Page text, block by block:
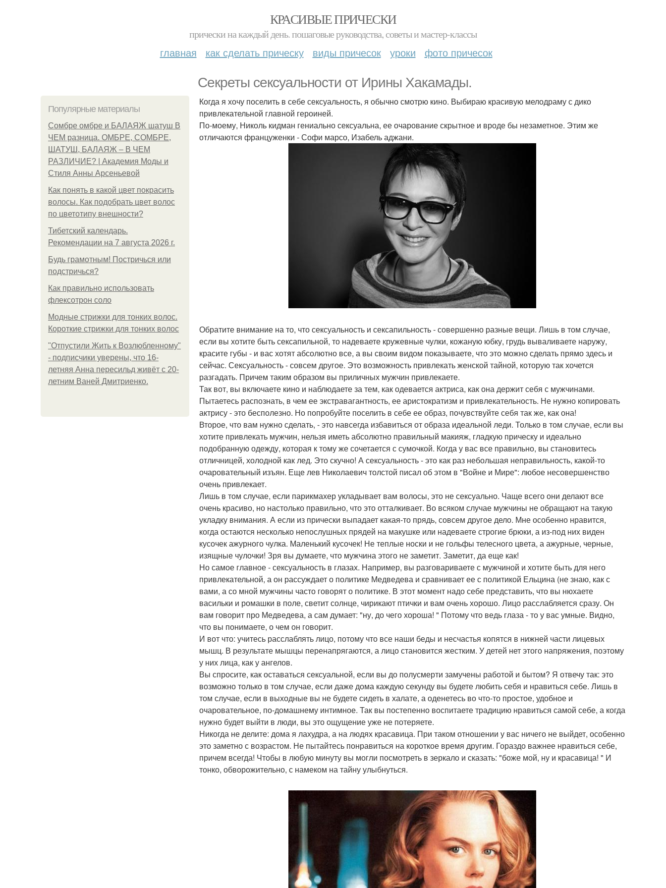
КРАСИВЫЕ ПРИЧЕСКИ
прически на каждый день. пошаговые руководства, советы и мастер-классы
главная как сделать прическу виды причесок уроки фото причесок
Секреты сексуальности от Ирины Хакамады.
Популярные материалы
Сомбре омбре и БАЛАЯЖ шатуш В
ЧЕМ разница. ОМБРЕ, СОМБРЕ,
ШАТУШ, БАЛАЯЖ – В ЧЕМ
РАЗЛИЧИЕ? | Академия Моды и
Стиля Анны Арсеньевой
Как понять в какой цвет покрасить
волосы. Как подобрать цвет волос
по цветотипу внешности?
Тибетский календарь.
Рекомендации на 7 августа 2026 г.
Будь грамотным! Постричься или
подстричься?
Как правильно использовать
флексотрон соло
Модные стрижки для тонких волос.
Короткие стрижки для тонких волос
"Отпустили Жить к Возлюбленному"
- подписчики уверены, что 16-
летняя Анна пересильд живёт с 20-
летним Ваней Дмитриенко.
Когда я хочу поселить в себе сексуальность, я обычно смотрю кино. Выбираю красивую мелодраму с дико
привлекательной главной героиней.
По-моему, Николь кидман гениально сексуальна, ее очарование скрытное и вроде бы незаметное. Этим же
отличаются француженки - Софи марсо, Изабель аджани.
Обратите внимание на то, что сексуальность и сексапильность - совершенно разные вещи. Лишь в том случае,
если вы хотите быть сексапильной, то надеваете кружевные чулки, кожаную юбку, грудь вываливаете наружу,
красите губы - и вас хотят абсолютно все, а вы своим видом показываете, что это можно сделать прямо здесь и
сейчас. Сексуальность - совсем другое. Это возможность привлекать женской тайной, которую так хочется
разгадать. Причем таким образом вы приличных мужчин привлекаете.
Так вот, вы включаете кино и наблюдаете за тем, как одевается актриса, как она держит себя с мужчинами.
Пытаетесь распознать, в чем ее экстравагантность, ее аристократизм и привлекательность. Не нужно копировать
актрису - это бесполезно. Но попробуйте поселить в себе ее образ, почувствуйте себя так же, как она!
Второе, что вам нужно сделать, - это навсегда избавиться от образа идеальной леди. Только в том случае, если вы
хотите привлекать мужчин, нельзя иметь абсолютно правильный макияж, гладкую прическу и идеально
подобранную одежду, которая к тому же сочетается с сумочкой. Когда у вас все правильно, вы становитесь
отличницей, холодной как лед. Это скучно! А сексуальность - это как раз небольшая неправильность, какой-то
очаровательный изъян. Еще лев Николаевич толстой писал об этом в "Войне и Мире": любое несовершенство
очень привлекает.
Лишь в том случае, если парикмахер укладывает вам волосы, это не сексуально. Чаще всего они делают все
очень красиво, но настолько правильно, что это отталкивает. Во всяком случае мужчины не обращают на такую
укладку внимания. А если из прически выпадает какая-то прядь, совсем другое дело. Мне особенно нравится,
когда остаются несколько непослушных прядей на макушке или надеваете строгие брюки, а из-под них виден
кусочек ажурного чулка. Маленький кусочек! Не теплые носки и не гольфы телесного цвета, а ажурные, черные,
изящные чулочки! Зря вы думаете, что мужчина этого не заметит. Заметит, да еще как!
Но самое главное - сексуальность в глазах. Например, вы разговариваете с мужчиной и хотите быть для него
привлекательной, а он рассуждает о политике Медведева и сравнивает ее с политикой Ельцина (не знаю, как с
вами, а со мной мужчины часто говорят о политике. В этот момент надо себе представить, что вы нюхаете
васильки и ромашки в поле, светит солнце, чирикают птички и вам очень хорошо. Лицо расслабляется сразу. Он
вам говорит про Медведева, а сам думает: "ну, до чего хороша! " Потому что ведь глаза - то у вас умные. Видно,
что вы понимаете, о чем он говорит.
И вот что: учитесь расслаблять лицо, потому что все наши беды и несчастья копятся в нижней части лицевых
мышц. В результате мышцы перенапрягаются, а лицо становится жестким. У детей нет этого напряжения, поэтому
у них лица, как у ангелов.
Вы спросите, как оставаться сексуальной, если вы до полусмерти замучены работой и бытом? Я отвечу так: это
возможно только в том случае, если даже дома каждую секунду вы будете любить себя и нравиться себе. Лишь в
том случае, если в выходные вы не будете сидеть в халате, а оденетесь во что-то простое, удобное и
очаровательное, по-домашнему интимное. Так вы постепенно воспитаете традицию нравиться самой себе, а когда
нужно будет выйти в люди, вы это ощущение уже не потеряете.
Никогда не делите: дома я лахудра, а на людях красавица. При таком отношении у вас ничего не выйдет, особенно
это заметно с возрастом. Не пытайтесь понравиться на короткое время другим. Гораздо важнее нравиться себе,
причем всегда! Чтобы в любую минуту вы могли посмотреть в зеркало и сказать: "боже мой, ну и красавица! " И
тонко, обворожительно, с намеком на тайну улыбнуться.